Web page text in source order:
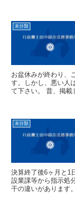
ずに、行政書士など
未分類
お盆休みが終わり、
す。しかし、悪い人
て下さい。 昔、掲載
未分類
決算終了後6ヶ月と1
設業課等から指示処
干の違いがあります